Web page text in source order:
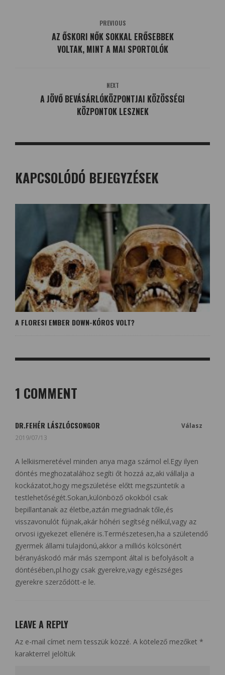
PREVIOUS
AZ ŐSKORI NŐK SOKKAL ERŐSEBBEK
VOLTAK, MINT A MAI SPORTOLÓK
NEXT
A JÖVŐ BEVÁSÁRLÓKÖZPONTJAI KÖZÖSSÉGI
KÖZPONTOK LESZNEK
KAPCSOLÓDÓ BEJEGYZÉSEK
A FLORESI EMBER DOWN-KÓROS VOLT?
1 COMMENT
DR.FEHÉR LÁSZLÓCSONGOR
2019/07/13
Válasz
A lelkiismeretével minden anya maga számol el.Egy ilyen
döntés meghozatalához segíti őt hozzá az,aki vállalja a
kockázatot,hogy megszületése előtt megszüntetik a
testlehetőségét.Sokan,különböző okokból csak
bepillantanak az életbe,aztán megriadnak tőle,és
visszavonulót fújnak,akár hóhéri segítség nélkül,vagy az
orvosi igyekezet ellenére is.Természetesen,ha a születendő
gyermek állami tulajdonú,akkor a milliós kölcsönért
béranyáskodó már más szempont által is befolyásolt a
döntésében,pl.hogy csak gyerekre,vagy egészséges
gyerekre szerződött-e le.
LEAVE A REPLY
Az e-mail címet nem tesszük közzé. A kötelező mezőket *
karakterrel jelöltük